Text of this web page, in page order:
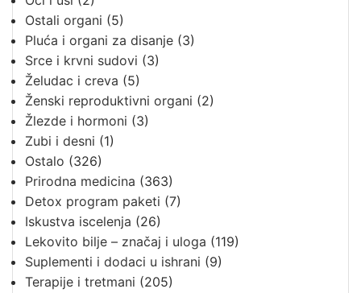
Ostali organi (5)
Pluća i organi za disanje (3)
Srce i krvni sudovi (3)
Želudac i creva (5)
Ženski reproduktivni organi (2)
Žlezde i hormoni (3)
Zubi i desni (1)
Ostalo (326)
Prirodna medicina (363)
Detox program paketi (7)
Iskustva iscelenja (26)
Lekovito bilje – značaj i uloga (119)
Suplementi i dodaci u ishrani (9)
Terapije i tretmani (205)